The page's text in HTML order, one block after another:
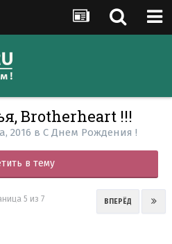
Brotherheart !!!
2016 в С Днем Рождения !
в тему
ВПЕРЁД
5 из 7